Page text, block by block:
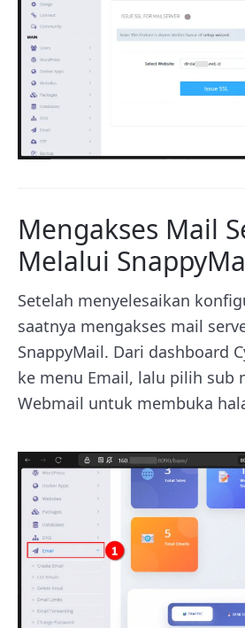
Mengakses Mail
Melalui
Setelah menyelesaikan
saatnya mengakses mail
SnappyMail. Dari dashboard
ke menu Email, lalu pilih sub
Webmail untuk membuka